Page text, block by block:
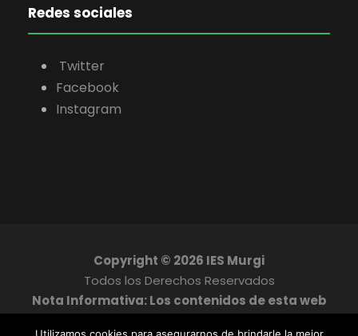
Redes sociales
Twitter
Facebook
Instagram
Copyright © 2026 IES Murgi
Todos los Derechos Reservados
Nota Informativa: Los contenidos de esta web